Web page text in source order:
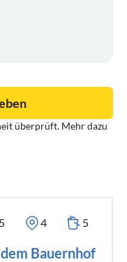
überprüft. Mehr dazu
5 4 5
Bauernhof